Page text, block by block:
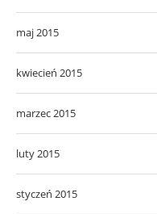
maj 2015
kwiecień 2015
marzec 2015
luty 2015
styczeń 2015